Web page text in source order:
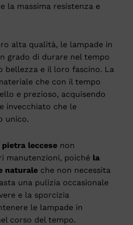
la massima resistenza e
alta qualità, le lampade in
grado di durare nel tempo
bellezza e il loro fascino. La
che con il tempo
e prezioso, acquisendo
invecchiato che le
unico.
leccese non
manutenzioni, poiché la
naturale che non necessita
una pulizia occasionale
e la sporcizia
le lampade in
corso del tempo.